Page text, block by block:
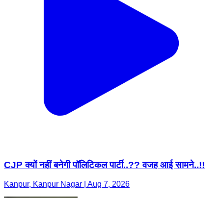
CJP क्यों नहीं बनेगी पॉलिटिकल पार्टी..?? वजह आई सामने..!!
Kanpur, Kanpur Nagar | Aug 7, 2026